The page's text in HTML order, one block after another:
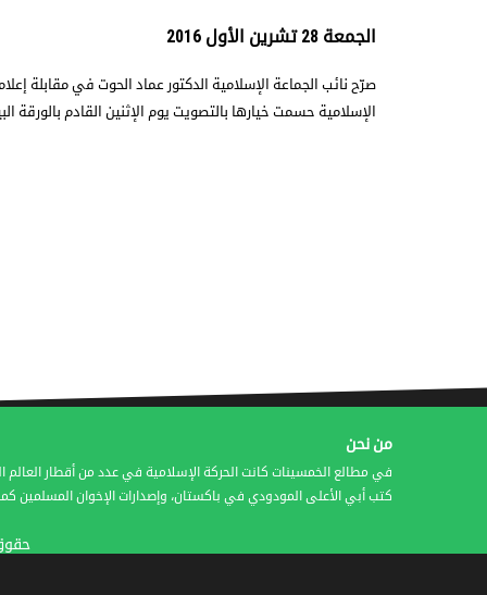
الجمعة 28 تشرين الأول 2016
صرّح نائب الجماعة الإسلامية الدكتور عماد الحوت في مقابلة
الإسلامية حسمت خيارها بالتصويت يوم الإثنين القادم بالورقة
من نحن
في مطالع الخمسينات كانت الحركة الإسلامية في عدد من أقطار
كتب أبي الأعلى المودودي في باكستان، وإصدارات الإخوان
حقوق النشر © 2016